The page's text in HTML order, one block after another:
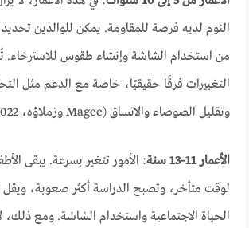
النوم لديه فرصة للمقاومة. يمكن للوالدين
من استخدام الشاشة وإنشاء طقوس
التغييرات فرقًا حقيقيًا، خاصة مع الدعم مثل
وتقليل الضوضاء والاتساق (Magee وزملاؤه، 2022).
الأعمار 11-13 سنة
: الأمور تتغير بسرعة. يبقى
لوقت متأخر، وتصبح الدراسة أكثر صعوبة، ويقل
الحياة الاجتماعية واستخدام الشاشة. ومع ذلك،